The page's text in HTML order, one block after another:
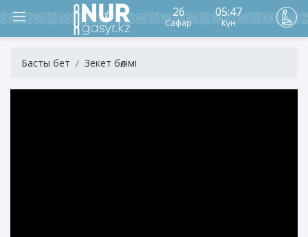
26
Сафар
05:47
Күн
Басты бет Зекет бөлімі